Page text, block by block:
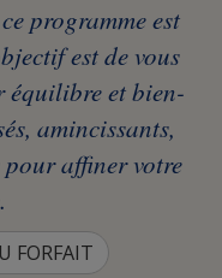
programme est
est de vous
équilibre et bien-
amincissants,
affiner votre
FORFAIT